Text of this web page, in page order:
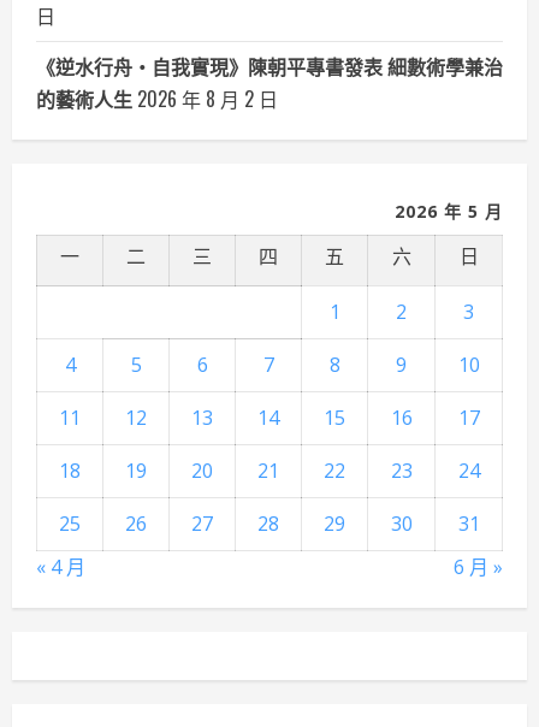
日
《逆水行舟・自我實現》陳朝平專書發表 細數術學兼治
的藝術人生 2026 年 8 月 2 日
2026 年 5 月
一 二 三 四 五 六 日
1 2
3
4
5 6 7 8 9
10
11
12 13 14 15 16
17
18
19 20 21 22 23
24
25
26 27 28 29 30
31
« 4 月
6 月 »